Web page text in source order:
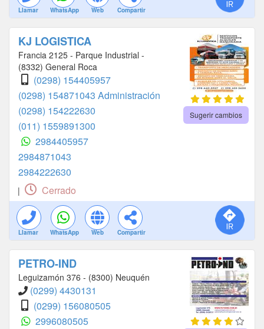
Llamar WhatsApp Web Compartir
KJ LOGISTICA
Francia 2125 - Parque Industrial -
(8332) General Roca
(0298) 154405957
(0298) 154871043 Administración
(0298) 154222630
(011) 1559891300
2984405957
2984871043
2984222630
Sugerir cambios
| Cerrado
Llamar WhatsApp Web Compartir
PETRO-IND
Leguizamón 376 - (8300) Neuquén
(0299) 4430131
(0299) 156080505
2996080505